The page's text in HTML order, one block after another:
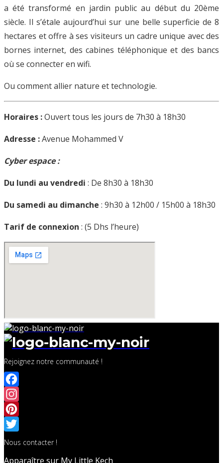
a été transformé en jardin public au début du 20ème
siècle. Il s’étale aujourd’hui sur une belle superficie de 8
hectares et offre à ses visiteurs un cadre unique avec des
bornes internet, des cabines téléphonique et des bancs
où se connecter en wifi.
Ou comment allier nature et technologie.
Horaires :Ouvert tous les jours de 7h30 à 18h30
Adresse :Avenue Mohammed V
Cyber espace :
Du lundi au vendredi : De 8h30 à 18h30
Du samedi au dimanche : 9h30 à 12h00 / 15h00 à 18h30
Tarif de connexion : (5 Dhs l’heure)
Rejoignez notre communauté !
Facebook
Instagram
Pinterest
Twitter
Nous contacter !
Apparaître sur My Little Kech